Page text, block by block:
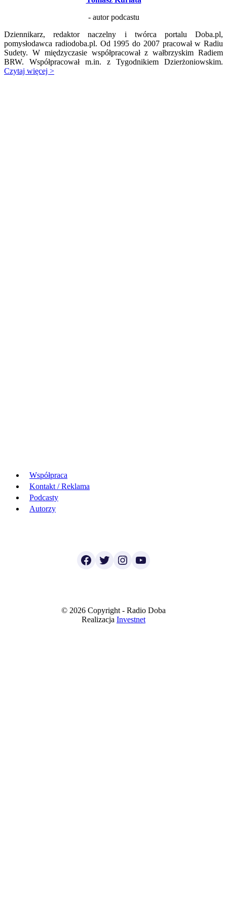
- autor podcastu
Dziennikarz, redaktor naczelny i twórca portalu Doba.pl,
pomysłodawca radiodoba.pl. Od 1995 do 2007 pracował w Radiu
Sudety. W międzyczasie współpracował z wałbrzyskim Radiem
BRW. Współpracował m.in. z Tygodnikiem Dzierżoniowskim.
Czytaj więcej >
Współpraca
Kontakt / Reklama
Podcasty
Autorzy
Facebook
TwitterInstagram
YouTube
© 2026 Copyright - Radio Doba
Realizacja Investnet